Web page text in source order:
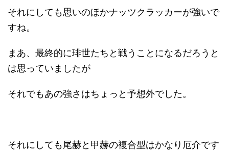
それにしても思いのほかナッツクラッカーが強いで
すね。
まあ、最終的に琲世たちと戦うことになるだろうと
は思っていましたが
それでもあの強さはちょっと予想外でした。
それにしても尾赫と甲赫の複合型はかなり厄介です